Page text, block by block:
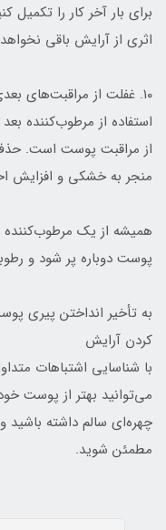
برای بار آخر کار را
اثری از آرایش باقی
۱۰. غفلت از مراقبت‌های بعدی
استفاده از مرطوب‌کننده
از مراقبت پوست است.
منجر به خشکی و افزایش
همیشه از یک مرطوب‌کننده
پوست دوباره پر شود و
به تأخیر انداختن پیری
کردن آرایش
با شناسایی اشتباهات
می‌توانید بهتر از پوست
چهره‌ای سالم داشته باشید
مطمئن شوید.